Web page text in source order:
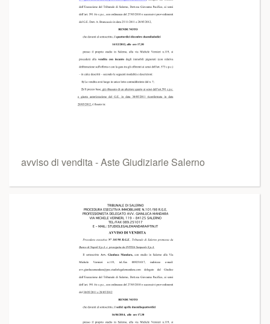
avviso di vendita - Aste Giudiziarie Salerno